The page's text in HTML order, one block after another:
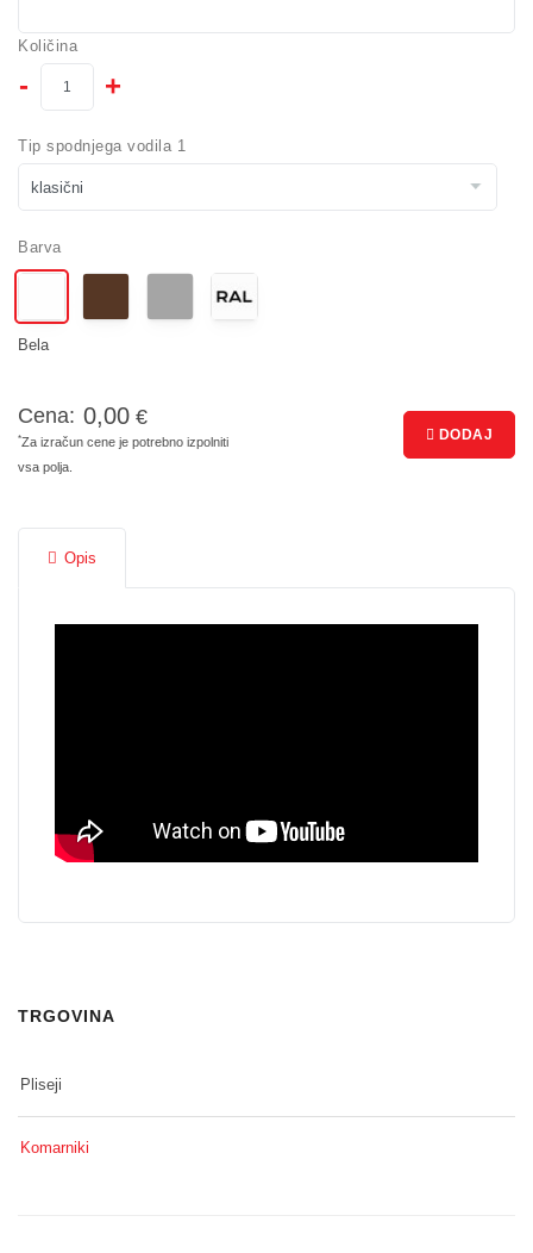
Količina
- +
Tip spodnjega vodila 1
Barva
bela
Cena: 0,00€
*Za izračun cene je potrebno izpolniti
vsa polja.
DODAJ
Opis
TRGOVINA
Pliseji
Komarniki